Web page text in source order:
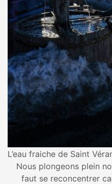
L’eau fraiche de Saint
Nous plongeons plein
faut se reconcentrer